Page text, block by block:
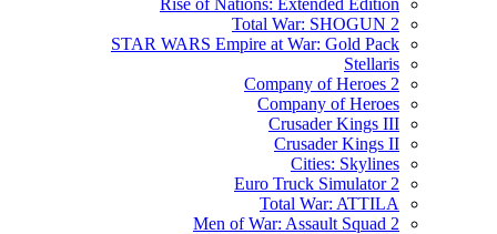
Rise of Nations: Extended Edition
Total War: SHOGUN 2
STAR WARS Empire at War: Gold Pack
Stellaris
Company of Heroes 2
Company of Heroes
Crusader Kings III
Crusader Kings II
Cities: Skylines
Euro Truck Simulator 2
Total War: ATTILA
Men of War: Assault Squad 2